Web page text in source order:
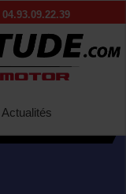
04.93.09.22.39
Actualités